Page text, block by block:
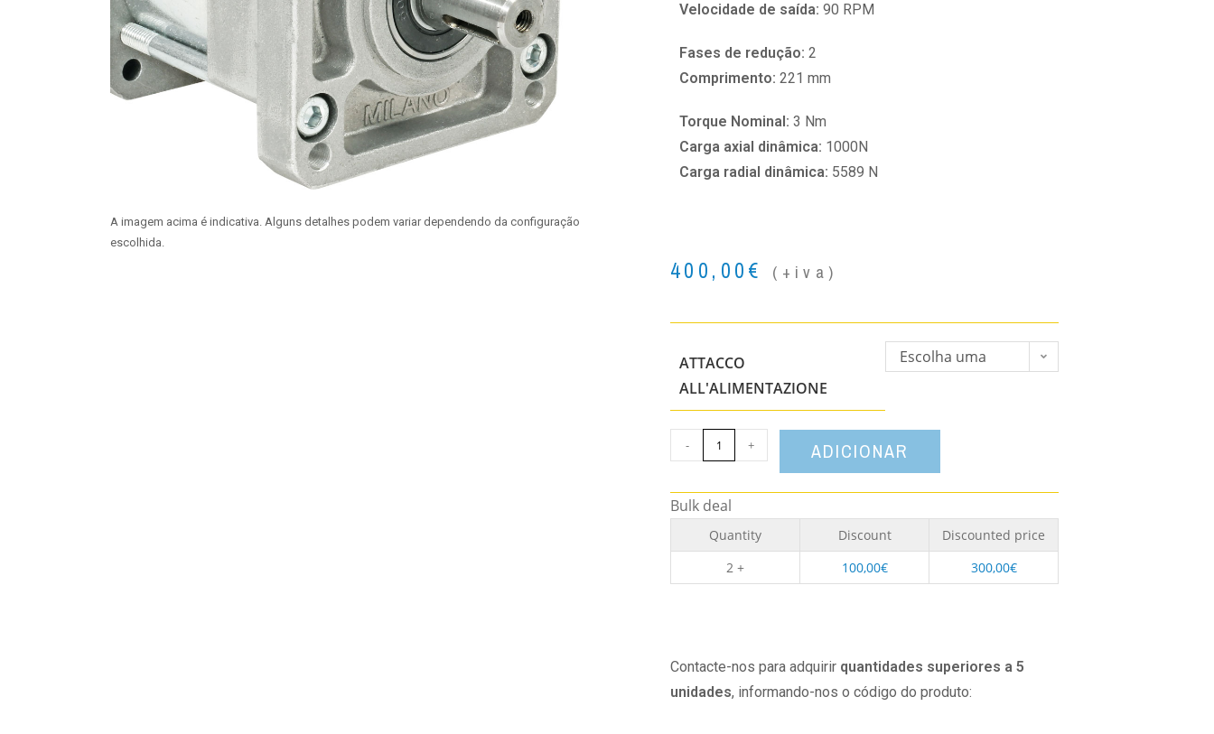
A imagem acima é indicativa. Alguns detalhes podem variar dependendo da configuração
escolhida.
Velocidade de saída: 90 RPM
Fases de redução: 2
Comprimento: 221 mm
Torque Nominal: 3 Nm
Carga axial dinâmica: 1000N
Carga radial dinâmica: 5589 N
400,00€ (+iva)
ATTACCO
ALL'ALIMENTAZIONE
Escolha uma
- + ADICIONAR
Bulk deal
Quantity Discount
Discounted price
2 +
100,00€ 300,00€
Contacte-nos para adquirir quantidades superiores a 5
unidades, informando-nos o código do produto: